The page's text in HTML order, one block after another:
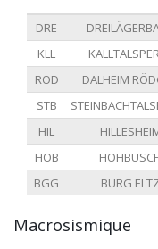
DRE
KLL
ROD
DALHEIM
STB
HIL
HOB
BGG
BURG
Macrosismique